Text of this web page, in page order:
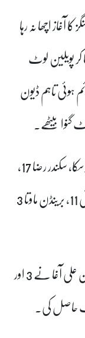
آغاز اچھا نہ رہا
تادیوانشے مارومانی 4 رنز بنا کر پویلین لوٹ
قائم ہوئی تاہم ڈیون
بعدازاں کوئی بھی بیٹر پاکستانی باؤلرز کا مقابلہ نہ کرسکا، سکندر رضا 17،
شان ولیمز 31، برائن بینیٹ 14، بلیسنگ مزاربانی 11، برینڈن ماوتا 3
پاکستان کی جانب سے ابرار احمد نے 4 جبکہ سلمان علی آغا نے 3 اور
حاصل کی۔